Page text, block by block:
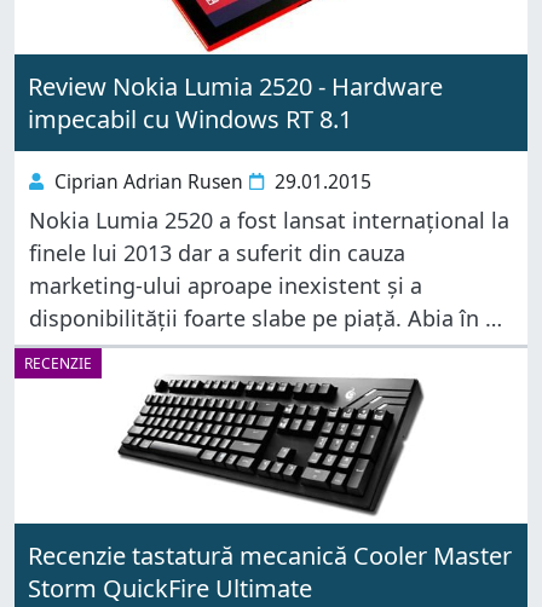
Review Nokia Lumia 2520 - Hardware
impecabil cu Windows RT 8.1
Ciprian Adrian Rusen 29.01.2015
Nokia Lumia 2520 a fost lansat internațional la
finele lui 2013 dar a suferit din cauza
marketing-ului aproape inexistent și a
disponibilității foarte slabe pe piață. Abia în a
doua jumătate a lui 2014 a început să apară în
mai
RECENZIE
Recenzie tastatură mecanică Cooler Master
Storm QuickFire Ultimate